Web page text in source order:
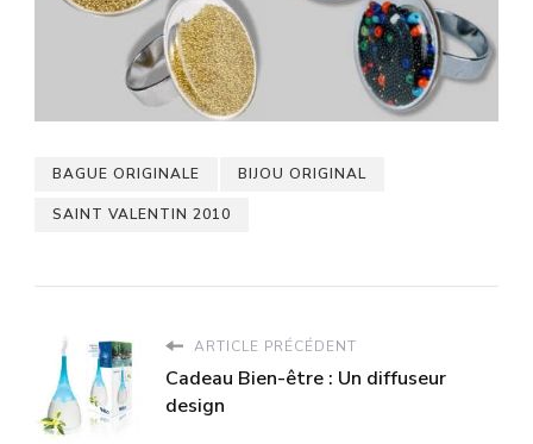
BAGUE ORIGINALE BIJOU ORIGINAL
SAINT VALENTIN 2010
ARTICLE PRÉCÉDENT
Cadeau Bien-être : Un diffuseur
design